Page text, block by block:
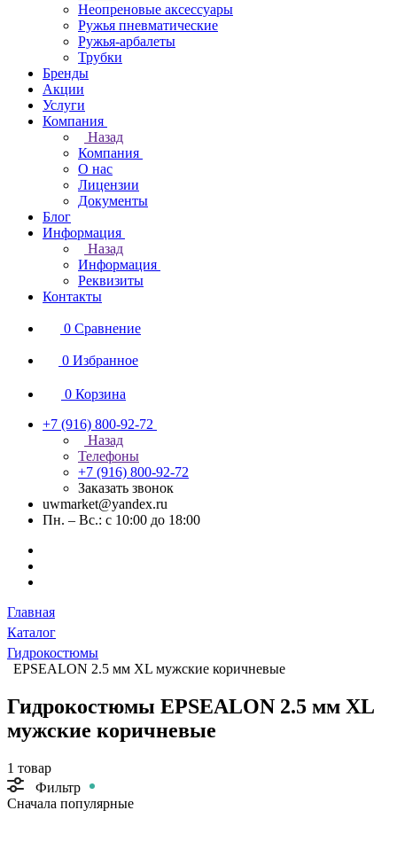
Неопреновые аксессуары
Ружья пневматические
Ружья-арбалеты
Трубки
Бренды
Акции
Услуги
Компания
Назад
Компания
О нас
Лицензии
Документы
Блог
Информация
Назад
Информация
Реквизиты
Контакты
0 Сравнение
0 Избранное
0 Корзина
+7 (916) 800-92-72
Назад
Телефоны
+7 (916) 800-92-72
Заказать звонок
uwmarket@yandex.ru
Пн. – Вс.: с 10:00 до 18:00
Главная
Каталог
Гидрокостюмы
EPSEALON 2.5 мм XL мужские коричневые
Гидрокостюмы EPSEALON 2.5 мм XL
мужские коричневые
1 товар
Фильтр
Сначала популярные